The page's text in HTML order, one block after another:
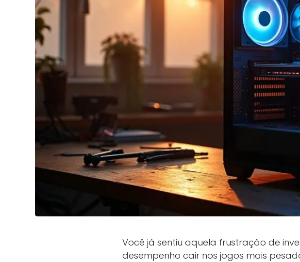
Você já sentiu aquela frustração de
desempenho cair nos jogos mais